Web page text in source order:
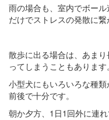
雨の場合も、室内でボー
だけでストレスの発散に繋
散歩に出る場合は、あま
ってしまうこともあります。
小型犬にもいろいろな種
前後で十分です。
朝か夕方、1日1回外に連れ